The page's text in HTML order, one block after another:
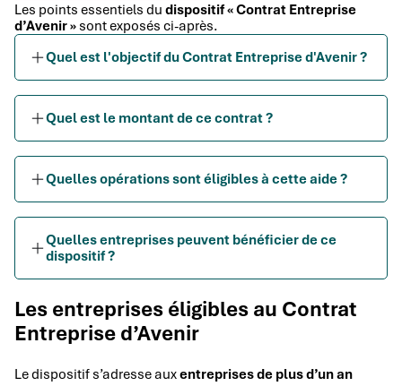
Les points essentiels du dispositif « Contrat Entreprise
d’Avenir » sont exposés ci-après.
Quel est l'objectif du Contrat Entreprise d'Avenir ?
Quel est le montant de ce contrat ?
Quelles opérations sont éligibles à cette aide ?
Quelles entreprises peuvent bénéficier de ce
dispositif ?
Les entreprises éligibles au Contrat
Entreprise d’Avenir
Le dispositif s’adresse auxentreprises de plus d’un an